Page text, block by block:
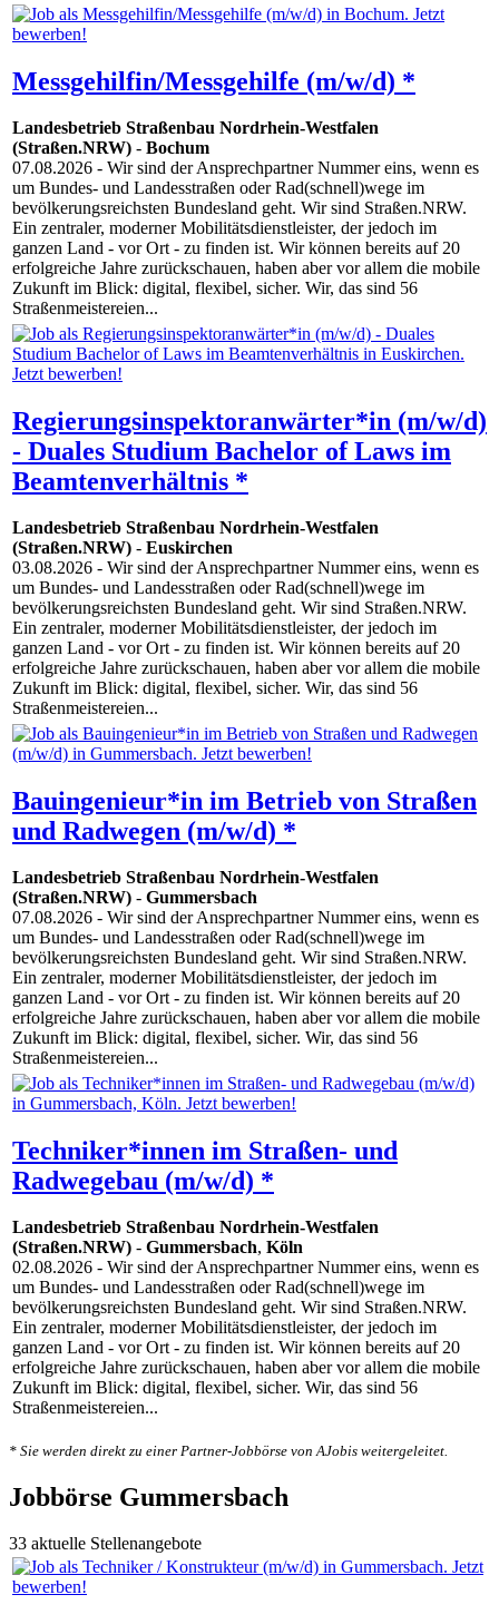
Messgehilfin/Messgehilfe (m/w/d) *
Landesbetrieb Straßenbau Nordrhein-Westfalen
(Straßen.NRW) - Bochum
07.08.2026 - Wir sind der Ansprechpartner Nummer eins, wenn es
um Bundes- und Landesstraßen oder Rad(schnell)wege im
bevölkerungsreichsten Bundesland geht. Wir sind Straßen.NRW.
Ein zentraler, moderner Mobilitätsdienstleister, der jedoch im
ganzen Land - vor Ort - zu finden ist. Wir können bereits auf 20
erfolgreiche Jahre zurückschauen, haben aber vor allem die mobile
Zukunft im Blick: digital, flexibel, sicher. Wir, das sind 56
Straßenmeistereien...
Regierungsinspektoranwärter*in (m/w/d)
- Duales Studium Bachelor of Laws im
Beamtenverhältnis *
Landesbetrieb Straßenbau Nordrhein-Westfalen
(Straßen.NRW) - Euskirchen
03.08.2026 - Wir sind der Ansprechpartner Nummer eins, wenn es
um Bundes- und Landesstraßen oder Rad(schnell)wege im
bevölkerungsreichsten Bundesland geht. Wir sind Straßen.NRW.
Ein zentraler, moderner Mobilitätsdienstleister, der jedoch im
ganzen Land - vor Ort - zu finden ist. Wir können bereits auf 20
erfolgreiche Jahre zurückschauen, haben aber vor allem die mobile
Zukunft im Blick: digital, flexibel, sicher. Wir, das sind 56
Straßenmeistereien...
Bauingenieur*in im Betrieb von Straßen
und Radwegen (m/w/d) *
Landesbetrieb Straßenbau Nordrhein-Westfalen
(Straßen.NRW) - Gummersbach
07.08.2026 - Wir sind der Ansprechpartner Nummer eins, wenn es
um Bundes- und Landesstraßen oder Rad(schnell)wege im
bevölkerungsreichsten Bundesland geht. Wir sind Straßen.NRW.
Ein zentraler, moderner Mobilitätsdienstleister, der jedoch im
ganzen Land - vor Ort - zu finden ist. Wir können bereits auf 20
erfolgreiche Jahre zurückschauen, haben aber vor allem die mobile
Zukunft im Blick: digital, flexibel, sicher. Wir, das sind 56
Straßenmeistereien...
Techniker*innen im Straßen- und
Radwegebau (m/w/d) *
Landesbetrieb Straßenbau Nordrhein-Westfalen
(Straßen.NRW) - Gummersbach, Köln
02.08.2026 - Wir sind der Ansprechpartner Nummer eins, wenn es
um Bundes- und Landesstraßen oder Rad(schnell)wege im
bevölkerungsreichsten Bundesland geht. Wir sind Straßen.NRW.
Ein zentraler, moderner Mobilitätsdienstleister, der jedoch im
ganzen Land - vor Ort - zu finden ist. Wir können bereits auf 20
erfolgreiche Jahre zurückschauen, haben aber vor allem die mobile
Zukunft im Blick: digital, flexibel, sicher. Wir, das sind 56
Straßenmeistereien...
* Sie werden direkt zu einer Partner-Jobbörse von AJobis weitergeleitet.
Jobbörse Gummersbach
33 aktuelle Stellenangebote